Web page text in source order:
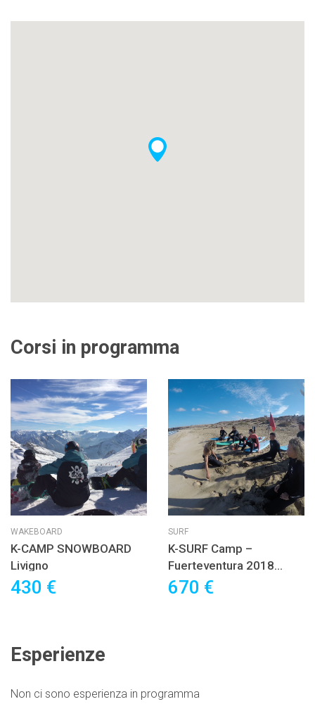
Corsi in programma
WAKEBOARD
K-CAMP SNOWBOARD
Livigno
430 €
SURF
K-SURF Camp –
Fuerteventura 2018
VOL.1
670 €
Esperienze
Non ci sono esperienza in programma